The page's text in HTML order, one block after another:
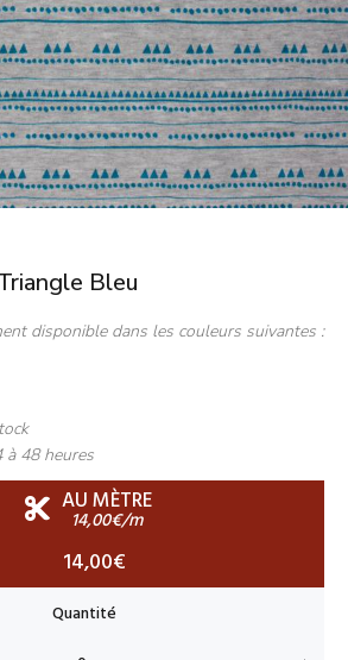
Bleu
disponible dans les couleurs suivantes :
à 48 heures
AU MÈTRE
14,00€/m
14,00€